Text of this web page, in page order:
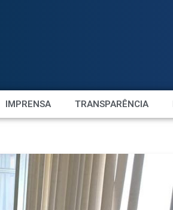
IMPRENSA TRANSPARÊNCIA